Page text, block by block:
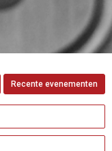
Recente evenementen